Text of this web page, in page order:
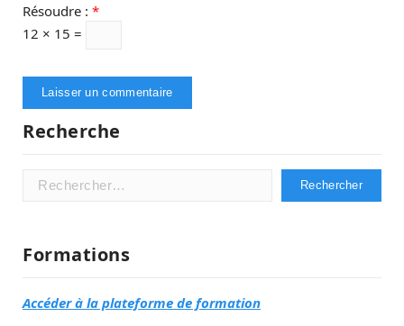
Résoudre : *
12 × 15 =
Recherche
Rechercher :
Formations
Accéder à la plateforme de formation